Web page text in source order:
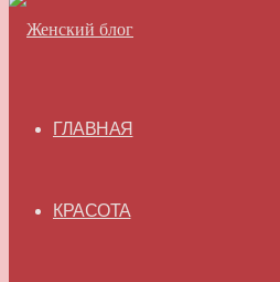
ГЛАВНАЯ
КРАСОТА